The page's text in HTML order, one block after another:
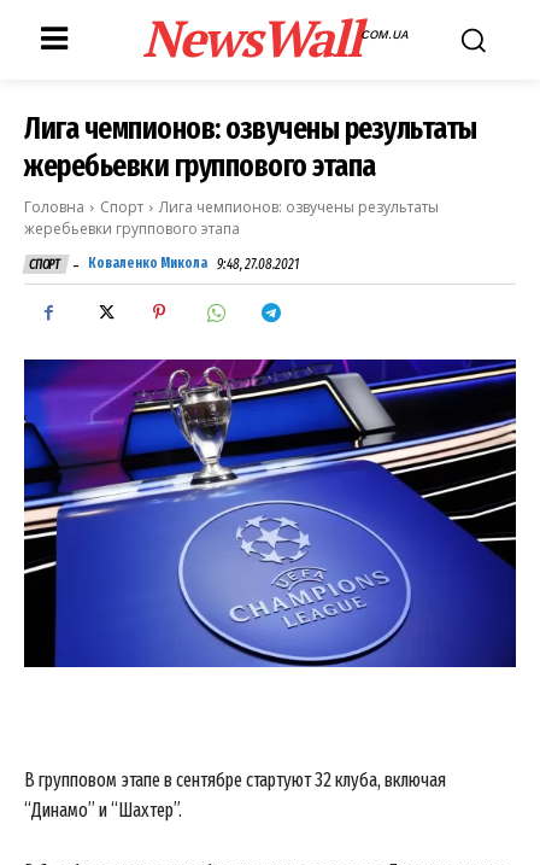
NewsWallCOM.UA
Лига чемпионов: озвучены результаты
жеребьевки группового этапа
Головна Спорт
Лига чемпионов: озвучены результаты
жеребьевки группового этапа
СПОРТ - Коваленко Микола 9:48, 27.08.2021
В групповом этапе в сентябре стартуют 32 клуба, включая
“Динамо” и “Шахтер”.